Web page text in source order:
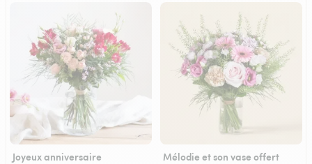
Joyeux anniversaire Mélodie et son vase offert